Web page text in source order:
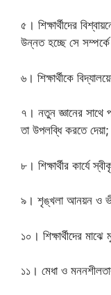
৫। শিক্ষার্থীদের
উন্নত হচ্ছে সে
৬। শিক্ষার্থীকে
৭। নতুন জ্ঞানের সাথে
তা উপলব্ধি করতে দেয়া;
৮। শিক্ষার্থীর কার্যে
৯। শৃঙ্খলা আনয়ন ও
১০। শিক্ষার্থীদের
১১। মেধা ও